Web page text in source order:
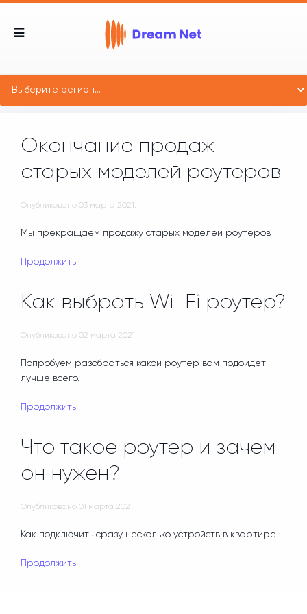
Окончание продаж
старых моделей роутеров
Опубликовано 03 марта 2021 .
Мы прекращаем продажу старых моделей роутеров
Продолжить
Как выбрать Wi-Fi роутер?
Опубликовано 02 марта 2021 .
Попробуем разобраться какой роутер вам подойдёт
лучше всего.
Продолжить
Что такое роутер и зачем
он нужен?
Опубликовано 01 марта 2021 .
Как подключить сразу несколько устройств в квартире
Продолжить